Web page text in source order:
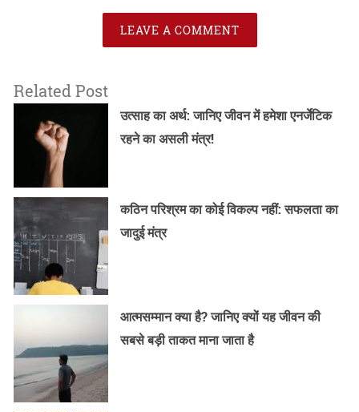
LEAVE A COMMENT
Related Post
उत्साह का अर्थ: जानिए जीवन में हमेशा एनर्जेटिक
रहने का असली मंत्र!
कठिन परिश्रम का कोई विकल्प नहीं: सफलता का
जादुई मंत्र
आत्मसम्मान क्या है? जानिए क्यों यह जीवन की
सबसे बड़ी ताकत माना जाता है